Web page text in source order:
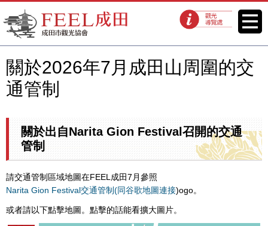
FEEL成田成田市觀光協會官方網
站
觀光導覽處 菜單
關於2026年7月成田山周圍的交
通管制
關於出自Narita Gion Festival召開的交通
管制
請交通管制區域地圖在FEEL成田7月參照
Narita Gion Festival交通管制(同谷歌地圖連接)ogo。
或者請以下點擊地圖。點擊的話能看擴大圖片。